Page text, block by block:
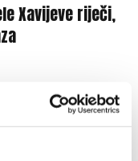
Xavijeve riječi,
prvenstvenu
pokrenule novu